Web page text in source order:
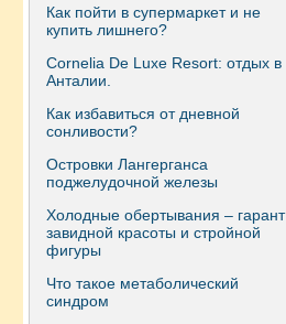
Как пойти в супермаркет и не
купить лишнего?
Сornelia De Luxe Resort: отдых в
Анталии.
Как избавиться от дневной
сонливости?
Островки Лангерганса
поджелудочной железы
Холодные обертывания – гарант
завидной красоты и стройной
фигуры
Что такое метаболический
синдром